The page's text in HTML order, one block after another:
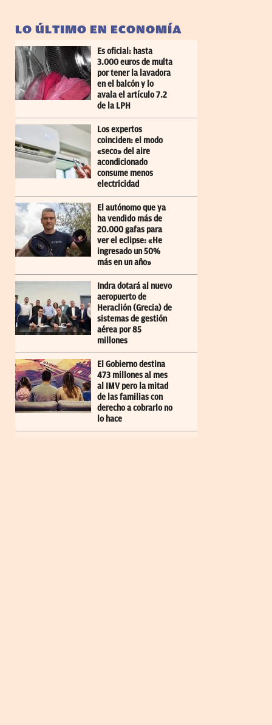
LO ÚLTIMO EN ECONOMÍA
Es oficial: hasta
3.000 euros de multa
por tener la lavadora
en el balcón y lo
avala el artículo 7.2
de la LPH
Los expertos
coinciden: el modo
«seco» del aire
acondicionado
consume menos
electricidad
El autónomo que ya
ha vendido más de
20.000 gafas para
ver el eclipse: «He
ingresado un 50%
más en un año»
Indra dotará al nuevo
aeropuerto de
Heraclión (Grecia) de
sistemas de gestión
aérea por 85
millones
El Gobierno destina
473 millones al mes
al IMV pero la mitad
de las familias con
derecho a cobrarlo no
lo hace